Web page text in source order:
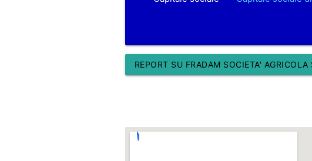
REPORT SU FRADAM SOCIETA'